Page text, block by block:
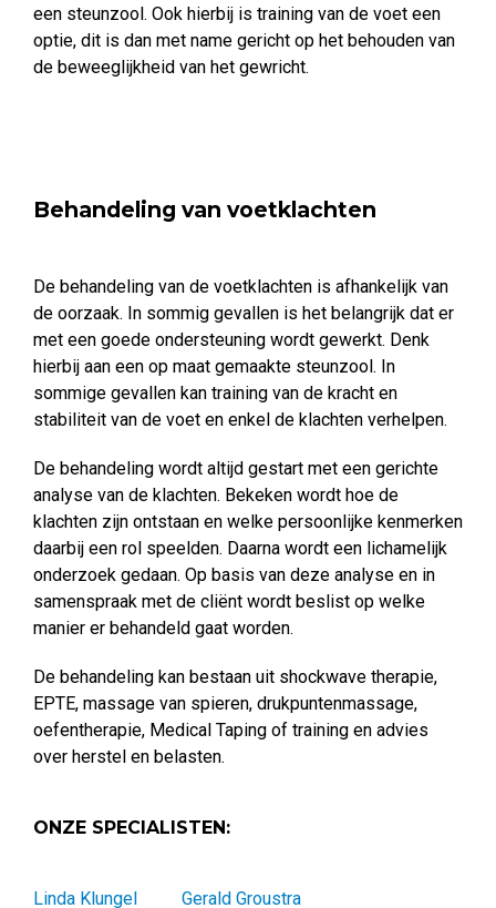
een steunzool. Ook hierbij is training van de voet een
optie, dit is dan met name gericht op het behouden van
de beweeglijkheid van het gewricht.
Behandeling van voetklachten
De behandeling van de voetklachten is afhankelijk van
de oorzaak. In sommig gevallen is het belangrijk dat er
met een goede ondersteuning wordt gewerkt. Denk
hierbij aan een op maat gemaakte steunzool. In
sommige gevallen kan training van de kracht en
stabiliteit van de voet en enkel de klachten verhelpen.
De behandeling wordt altijd gestart met een gerichte
analyse van de klachten. Bekeken wordt hoe de
klachten zijn ontstaan en welke persoonlijke kenmerken
daarbij een rol speelden. Daarna wordt een lichamelijk
onderzoek gedaan. Op basis van deze analyse en in
samenspraak met de cliënt wordt beslist op welke
manier er behandeld gaat worden.
De behandeling kan bestaan uit shockwave therapie,
EPTE, massage van spieren, drukpuntenmassage,
oefentherapie, Medical Taping of training en advies
over herstel en belasten.
ONZE SPECIALISTEN:
Linda Klungel Gerald Groustra